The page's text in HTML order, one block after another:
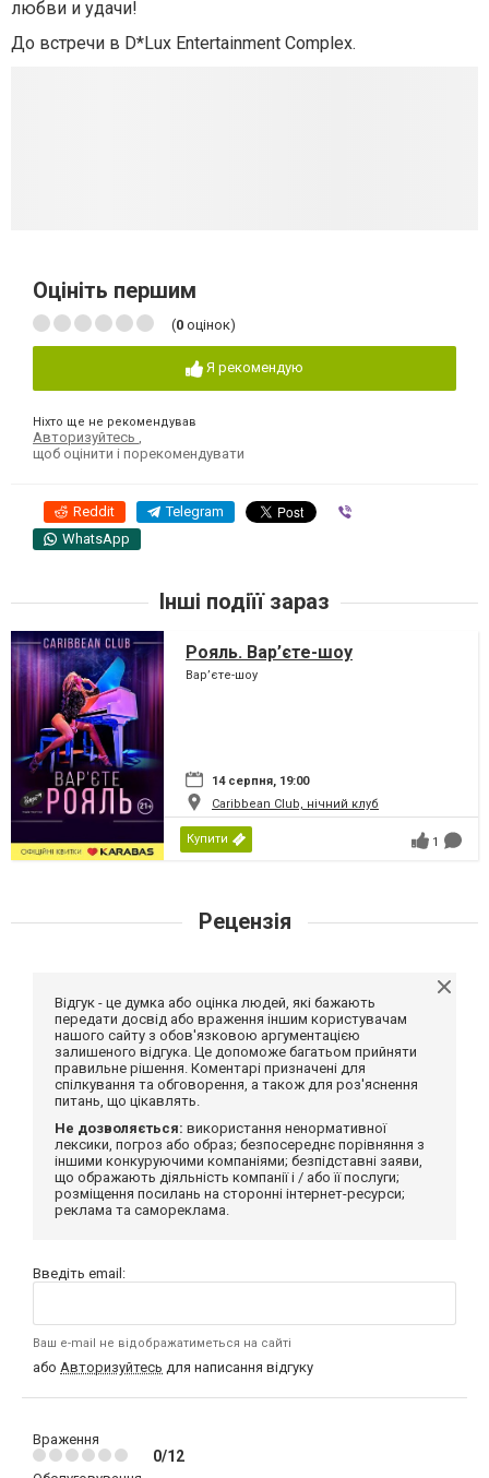
любви и удачи!
До встречи в D*Lux Entertainment Complex.
Оцініть першим
(0 оцінок)
Я рекомендую
Ніхто ще не рекомендував
Авторизуйтесь
щоб оцінити і порекомендувати
Reddit Telegram
WhatsApp
Інші подіїї зараз
Рояль. Вар’єте-шоу
Вар’єте-шоу
14 серпня, 19:00
Caribbean Club, нічний клуб
Купити 1
Рецензія
Відгук - це думка або оцінка людей, які бажають
передати досвід або враження іншим користувачам
нашого сайту з обов'язковою аргументацією
залишеного відгука. Це допоможе багатьом прийняти
правильне рішення. Коментарі призначені для
спілкування та обговорення, а також для роз'яснення
питань, що цікавлять.
Не дозволяється: використання ненормативної
лексики, погроз або образ; безпосереднє порівняння з
іншими конкуруючими компаніями; безпідставні заяви,
що ображають діяльність компанії і / або її послуги;
розміщення посилань на сторонні інтернет-ресурси;
реклама та самореклама.
Введіть email:
Ваш e-mail не відображатиметься на сайті
або Авторизуйтесь для написання відгуку
Враження
0/12